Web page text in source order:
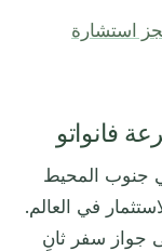
استشارة
فانواتو
جنوب المحيط
في العالم.
جواز سفر ثانٍ